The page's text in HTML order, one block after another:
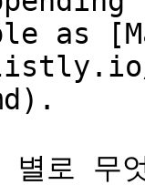
as
로 무